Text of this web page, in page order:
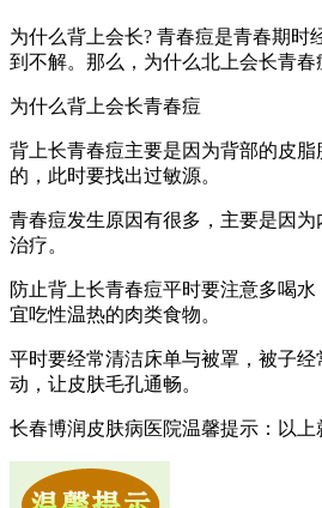
为什么背上会长? 青春痘是青春期
到不解。那么，为什么北上会长青春
为什么背上会长青春痘
背上长青春痘主要是因为背部的皮
的，此时要找出过敏源。
青春痘发生原因有很多，主要是因
治疗。
防止背上长青春痘平时要注意多喝
宜吃性温热的肉类食物。
平时要经常清洁床单与被罩，被子
动，让皮肤毛孔通畅。
长春博润皮肤病医院温馨提示：以